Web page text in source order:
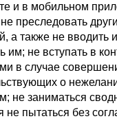
и в мобильном
преследовать
а также не вводить
им; не вступать в
в случае
о
не заниматься
не пытаться без